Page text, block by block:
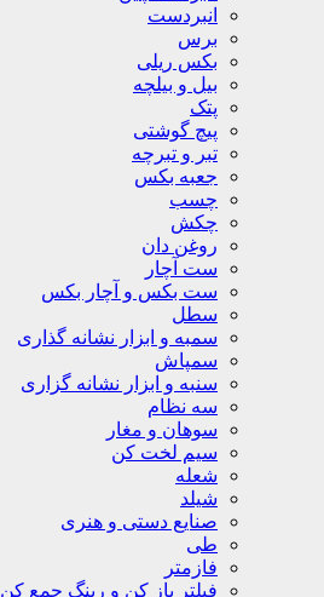
انبردست
برس
بکس ریلی
بیل و بیلچه
پتک
پیچ گوشتی
تبر و تبرچه
جعبه بکس
چسب
چکش
روغن دان
ست آچار
ست بکس و آچار بکس
سطل
سمبه و ابزار نشانه گذاری
سمپاش
سنبه و ابزار نشانه گزاری
سه نظام
سوهان و مغار
سیم لخت کن
شعله
شیلد
صنایع دستی و هنری
طی
فازمتر
فیلتر باز کن و رینگ جمع کن